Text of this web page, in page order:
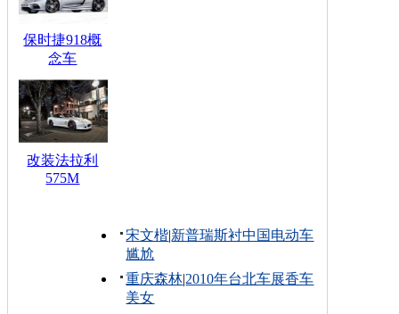
保时捷918概
念车
改装法拉利
575M
宋文楷|新普瑞斯衬中国电动车
尴尬
重庆森林|2010年台北车展香车
美女